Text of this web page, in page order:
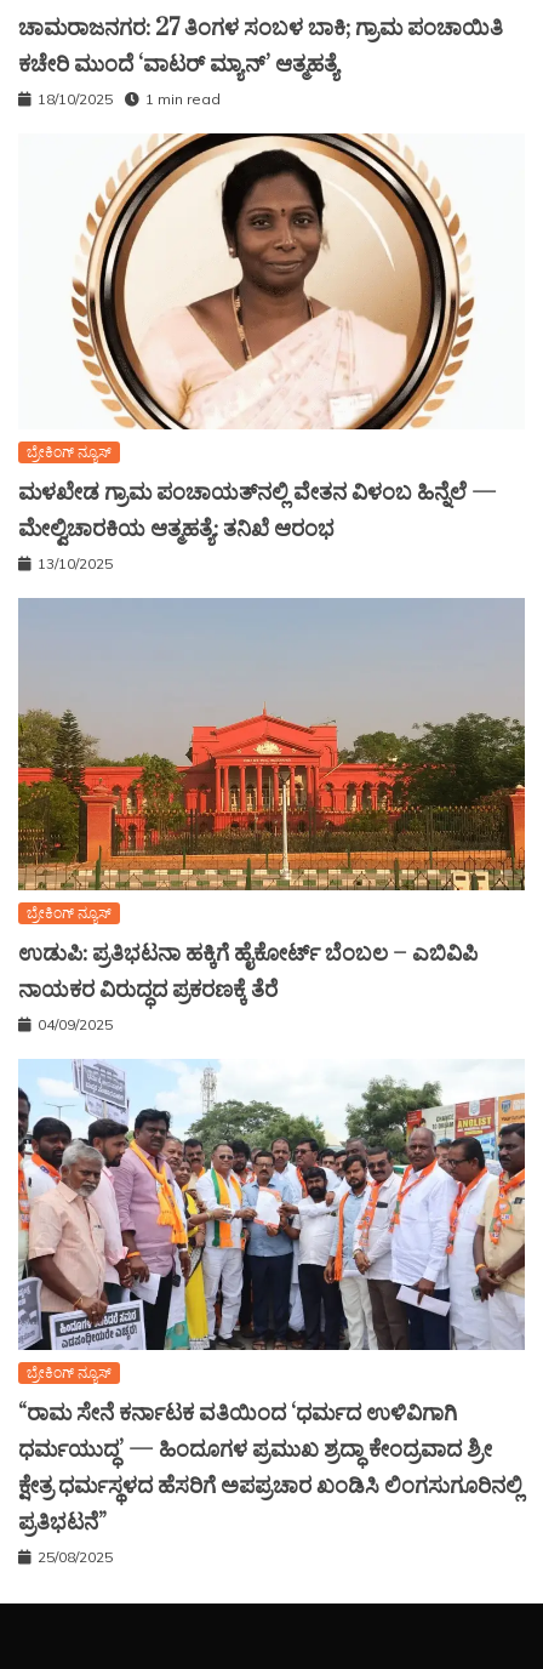
ಚಾಮರಾಜನಗರ: 27 ತಿಂಗಳ ಸಂಬಳ ಬಾಕಿ; ಗ್ರಾಮ ಪಂಚಾಯಿತಿ
ಕಚೇರಿ ಮುಂದೆ ‘ವಾಟರ್ ಮ್ಯಾನ್’ ಆತ್ಮಹತ್ಯೆ
18/10/2025 1 min read
ಬ್ರೇಕಿಂಗ್ ನ್ಯೂಸ್
ಮಳಖೇಡ ಗ್ರಾಮ ಪಂಚಾಯತ್‌ನಲ್ಲಿ ವೇತನ ವಿಳಂಬ ಹಿನ್ನೆಲೆ —
ಮೇಲ್ವಿಚಾರಕಿಯ ಆತ್ಮಹತ್ಯೆ: ತನಿಖೆ ಆರಂಭ
13/10/2025
ಬ್ರೇಕಿಂಗ್ ನ್ಯೂಸ್
ಉಡುಪಿ: ಪ್ರತಿಭಟನಾ ಹಕ್ಕಿಗೆ ಹೈಕೋರ್ಟ್ ಬೆಂಬಲ – ಎಬಿವಿಪಿ
ನಾಯಕರ ವಿರುದ್ಧದ ಪ್ರಕರಣಕ್ಕೆ ತೆರೆ
04/09/2025
ಬ್ರೇಕಿಂಗ್ ನ್ಯೂಸ್
“ರಾಮ ಸೇನೆ ಕರ್ನಾಟಕ ವತಿಯಿಂದ ‘ಧರ್ಮದ ಉಳಿವಿಗಾಗಿ
ಧರ್ಮಯುದ್ಧ’ — ಹಿಂದೂಗಳ ಪ್ರಮುಖ ಶ್ರದ್ಧಾ ಕೇಂದ್ರವಾದ ಶ್ರೀ
ಕ್ಷೇತ್ರ ಧರ್ಮಸ್ಥಳದ ಹೆಸರಿಗೆ ಅಪಪ್ರಚಾರ ಖಂಡಿಸಿ ಲಿಂಗಸುಗೂರಿನಲ್ಲಿ
ಪ್ರತಿಭಟನೆ”
25/08/2025